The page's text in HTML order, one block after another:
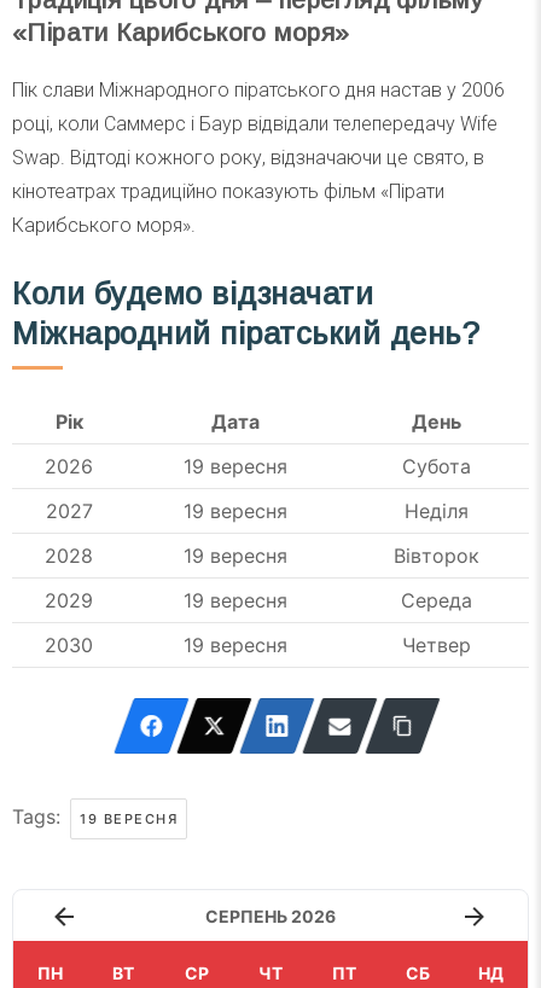
«Пірати Карибського моря»
Пік слави Міжнародного піратського дня настав у 2006
році, коли Саммерс і Баур відвідали телепередачу Wife
Swap. Відтоді кожного року, відзначаючи це свято, в
кінотеатрах традиційно показують фільм «Пірати
Карибського моря».
Коли будемо відзначати
Міжнародний піратський день?
Рік Дата
День
2026
19 вересня
Субота
2027
19 вересня
Неділя
2028
19 вересня
Вівторок
2029
19 вересня
Середа
2030
19 вересня Четвер
Tags: 19 ВЕРЕСНЯ
СЕРПЕНЬ 2026
ПН ВТ СР ЧТ ПТ СБ НД